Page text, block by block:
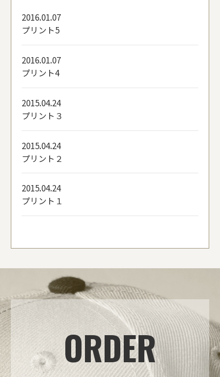
2016.01.07
プリント5
2016.01.07
プリント4
2015.04.24
プリント３
2015.04.24
プリント２
2015.04.24
プリント１
ORDER